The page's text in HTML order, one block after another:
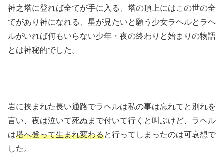
神之塔に登れば全てが手に入る、塔の頂上にはこの世の全
てがあり神になれる、星が見たいと願う少女ラヘルとラヘ
ルがいれば何もいらない少年・夜の終わりと始まりの物語
とは神秘的でした。
岩に挟まれた長い通路でラヘルは私の事は忘れてと別れを
言い、夜は泣いて死ぬまで付いて行くと叫ぶけど、ラヘル
は塔へ登って生まれ変わると行ってしまったのは可哀想で
した。